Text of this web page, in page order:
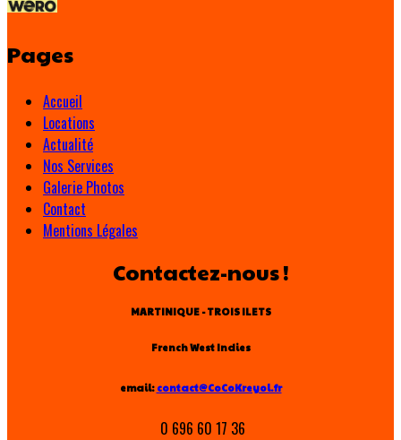
Pages
Accueil
Locations
Actualité
Nos Services
Galerie Photos
Contact
Mentions Légales
Contactez-nous !
MARTINIQUE - TROIS ILETS
French West Indies
email: contact@CoCoKreyol.fr
0 696 60 17 36